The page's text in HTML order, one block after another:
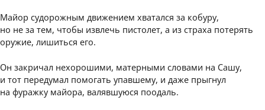
Майор судорожным движением хватался за кобуру,
но не за тем, чтобы извлечь пистолет, а из страха потерять
оружие, лишиться его.
Он закричал нехорошими, матерными словами на Сашу,
и тот передумал помогать упавшему, и даже прыгнул
на фуражку майора, валявшуюся поодаль.